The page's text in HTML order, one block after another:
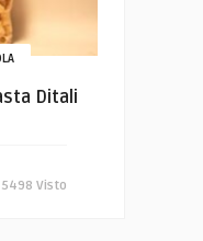
Ditali
5498 Visto